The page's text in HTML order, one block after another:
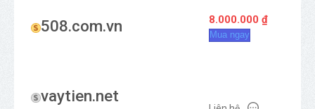
508.com.vn 8.000.000 ₫
Mua ngay
vaytien.net